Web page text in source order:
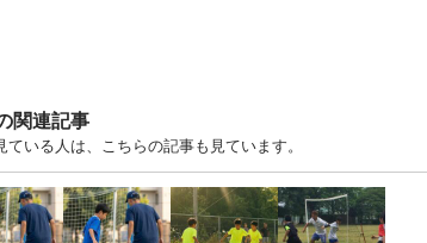
関連記事
いる人は、こちらの記事も見ています。